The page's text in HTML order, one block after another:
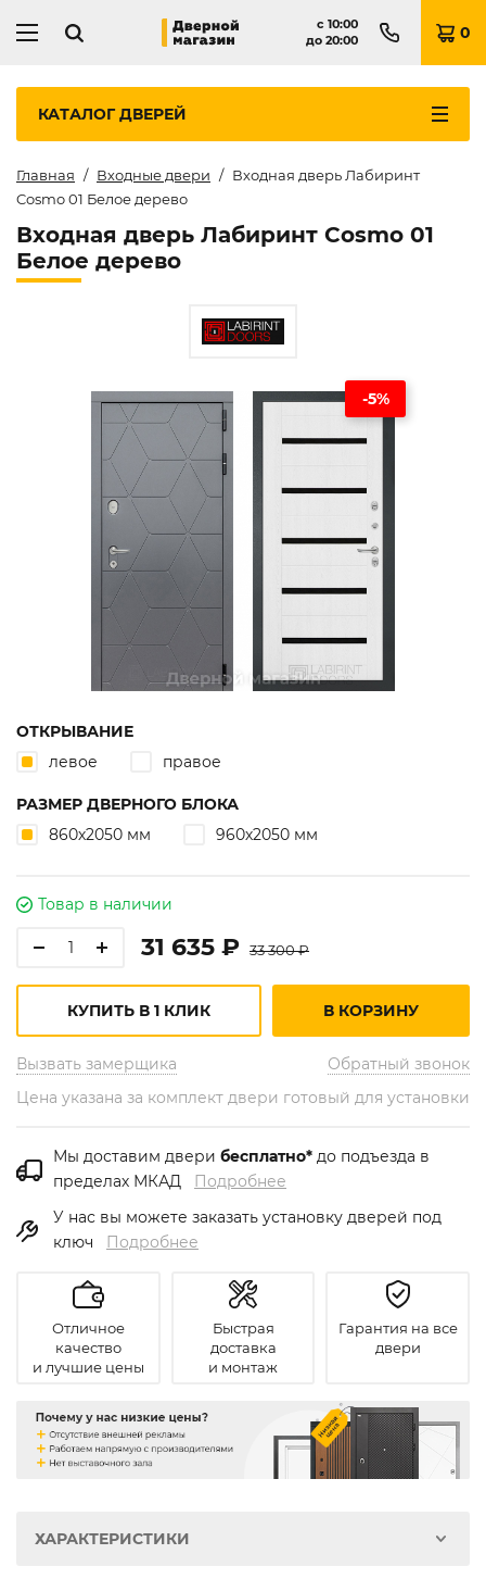
с 10:00
до 20:00 0
КАТАЛОГДВЕРЕЙ
Главная Входные двери
Входная дверь Лабиринт
Cosmo 01 Белое дерево
Входная дверь Лабиринт Cosmo 01
Белое дерево
-5%
ОТКРЫВАНИЕ
левое
правое
РАЗМЕР ДВЕРНОГО БЛОКА
860х2050 мм
960х2050 мм
Товар в наличии
31 635 ₽ 33 300 ₽
Вызвать замерщика Обратный звонок
КУПИТЬ В 1 КЛИК В КОРЗИНУ
Цена указана за комплект двери готовый для установки
Мы доставим двери бесплатно* до подъезда в
пределах МКАД Подробнее
У нас вы можете заказать установку дверей под
ключ Подробнее
Отличное
качество
и лучшие цены
Быстрая
доставка
и монтаж
Гарантия на все
двери
ХАРАКТЕРИСТИКИ